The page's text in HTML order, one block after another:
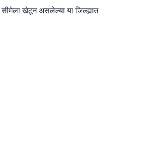
सीमेला खेटून असलेल्या या जिल्ह्यात